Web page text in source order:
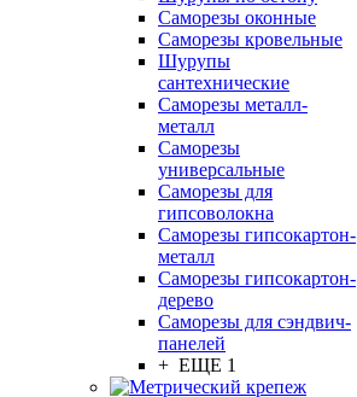
Саморезы оконные
Саморезы кровельные
Шурупы
сантехнические
Саморезы металл-
металл
Саморезы
универсальные
Саморезы для
гипсоволокна
Саморезы гипсокартон-
металл
Саморезы гипсокартон-
дерево
Саморезы для сэндвич-
панелей
+ ЕЩЕ 1